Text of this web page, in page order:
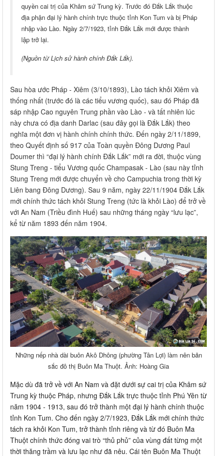
quyền cai trị của Khâm sứ Trung kỳ. Trước đó Đắk Lắk thuộc
địa phận đại lý hành chính trực thuộc tỉnh Kon Tum và bị Pháp
nhập vào Lào. Ngày 2/7/1923, tỉnh Đắk Lắk mới được thành
lập trở lại.
(Nguồn từ Lịch sử hành chính Đắk Lắk).
Sau hòa ước Pháp - Xiêm (3/10/1893), Lào tách khỏi Xiêm và
thống nhất (trước đó là các tiểu vương quốc), sau đó Pháp đã
sáp nhập Cao nguyên Trung phần vào Lào - và tất nhiên lúc
này chưa có địa danh Darlac (sau đây gọi là Đắk Lắk) theo
nghĩa một đơn vị hành chính chính thức. Đến ngày 2/11/1899,
theo Quyết định số 917 của Toàn quyền Đông Dương Paul
Doumer thì “đại lý hành chính Đắk Lắk” mới ra đời, thuộc vùng
Stung Treng - tiểu Vương quốc Champasak - Lào (sau này tỉnh
Stung Treng mới được chuyển về cho Campuchia trong thời kỳ
Liên bang Đông Dương). Sau 9 năm, ngày 22/11/1904 Đắk Lắk
mới chính thức tách khỏi Stung Treng (tức là khỏi Lào) để trở về
với An Nam (Triều đình Huế) sau những tháng ngày “lưu lạc”,
kể từ năm 1893 đến năm 1904.
Những nếp nhà dài buôn Akô Dhông (phường Tân Lợi) làm nên bản
sắc đô thị Buôn Ma Thuột. Ảnh: Hoàng Gia
Mặc dù đã trở về với An Nam và đặt dưới sự cai trị của Khâm sứ
Trung kỳ thuộc Pháp, nhưng Đắk Lắk trực thuộc tỉnh Phú Yên từ
năm 1904 - 1913, sau đó trở thành một đại lý hành chính thuộc
tỉnh Kon Tum. Cho đến ngày 2/7/1923, Đắk Lắk mới chính thức
tách ra khỏi Kon Tum, trở thành tỉnh riêng và từ đó Buôn Ma
Thuột chính thức đóng vai trò “thủ phủ” của vùng đất từng một
thời thăng trầm và lưu lạc như đã nêu. Cái tên Buôn Ma Thuột